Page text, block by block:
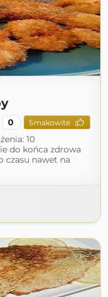
0 Smakowite
10
do końca zdrowa
czasu nawet na